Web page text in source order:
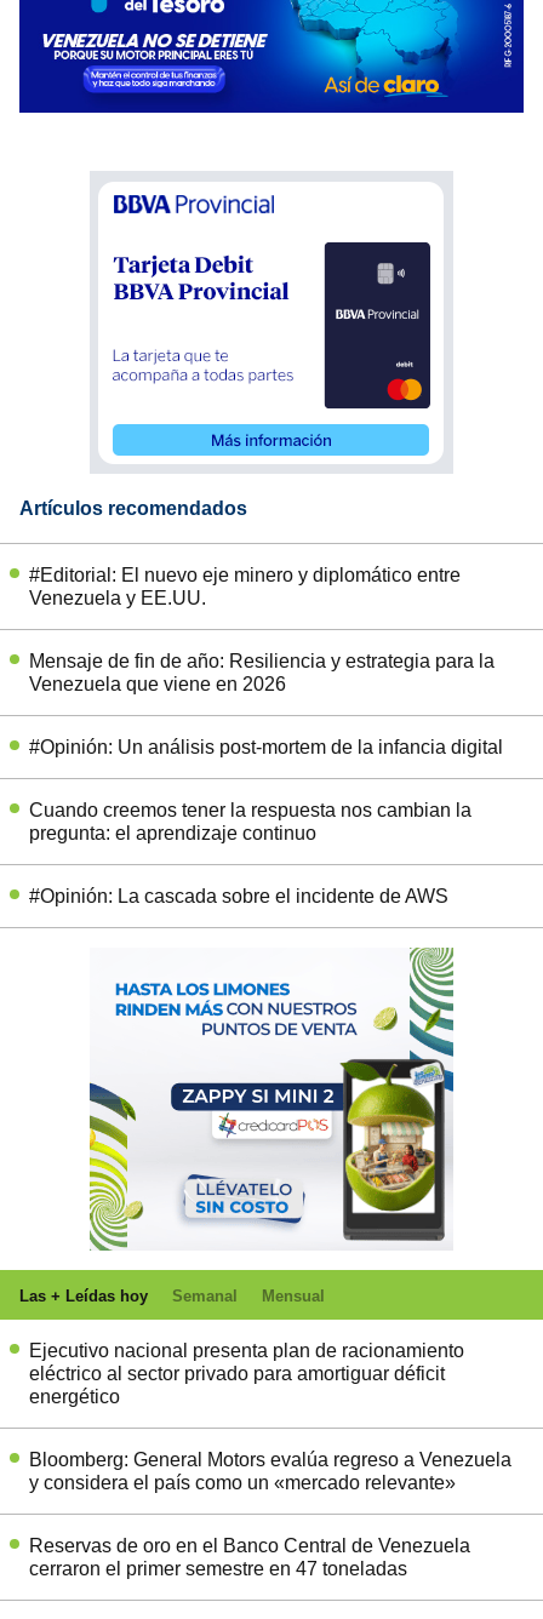
Artículos recomendados
#Editorial: El nuevo eje minero y diplomático entre
Venezuela y EE.UU.
Mensaje de fin de año: Resiliencia y estrategia para la
Venezuela que viene en 2026
#Opinión: Un análisis post-mortem de la infancia digital
Cuando creemos tener la respuesta nos cambian la
pregunta: el aprendizaje continuo
#Opinión: La cascada sobre el incidente de AWS
Las + Leídas hoy Semanal Mensual
Ejecutivo nacional presenta plan de racionamiento
eléctrico al sector privado para amortiguar déficit
energético
Bloomberg: General Motors evalúa regreso a Venezuela
y considera el país como un «mercado relevante»
Reservas de oro en el Banco Central de Venezuela
cerraron el primer semestre en 47 toneladas